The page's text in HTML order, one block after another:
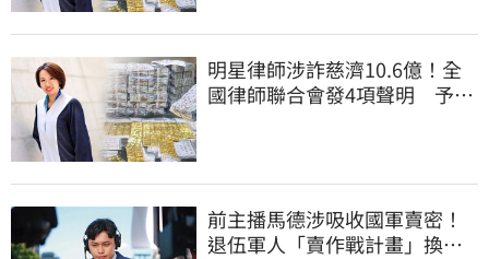
明星律師涉詐慈濟10.6億！全
國律師聯合會發4項聲明 予以
前主播馬德涉吸收國軍賣密！
退伍軍人「賣作戰計畫」換虛